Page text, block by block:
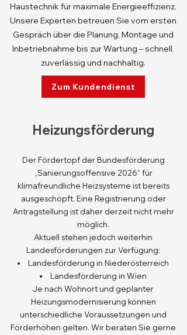
Haustechnik für maximale Energieeffizienz.
Unsere Experten betreuen Sie vom ersten
Gespräch über die Planung, Montage und
Inbetriebnahme bis zur Wartung – schnell,
zuverlässig und nachhaltig.
Zum Kundendienst
Heizungsförderung
Der Fördertopf der Bundesförderung
„Sanierungsoffensive 2026“ für
klimafreundliche Heizsysteme ist bereits
ausgeschöpft. Eine Registrierung oder
Antragstellung ist daher derzeit nicht mehr
möglich.
Aktuell stehen jedoch weiterhin
Landesförderungen zur Verfügung:
Landesförderung in Niederösterreich
Landesförderung in Wien
Je nach Wohnort und geplanter
Heizungsmodernisierung können
unterschiedliche Voraussetzungen und
Förderhöhen gelten. Wir beraten Sie gerne